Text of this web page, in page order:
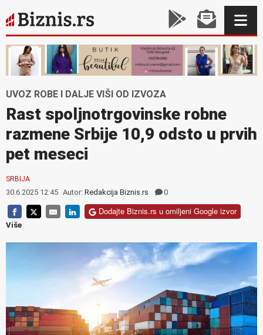
UVOZ ROBE I DALJE VIŠI OD IZVOZA
Rast spoljnotrgovinske robne
razmene Srbije 10,9 odsto u prvih
pet meseci
SRBIJA
30.6.2025 12:45 Autor: Redakcija Biznis.rs 0
Dodajte Biznis.rs u omiljeni Google izvor
Više